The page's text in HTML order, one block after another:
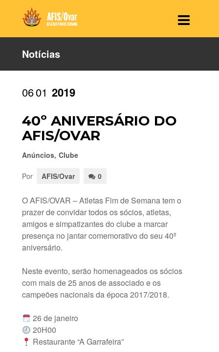
Notícias
0601 2019
40º ANIVERSÁRIO DO
AFIS/OVAR
Anúncios, Clube
Por AFIS/Ovar 0
O AFIS/OVAR – Atletas Fim de Semana tem o
prazer de convidar todos os sócios, atletas,
amigos e simpatizantes do clube a marcar
presença no jantar comemorativo do seu 40º
aniversário.
Neste evento, serão homenageados os sócios
com mais de 25 anos de associado e os
campeões nacionais da época 2017/2018.
26 de janeiro
20H00
Restaurante “A Garrafeira”